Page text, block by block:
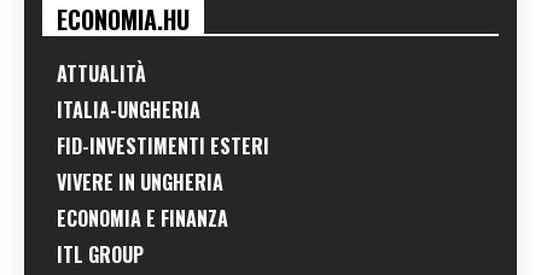
ECONOMIA.HU
ATTUALITÀ
ITALIA-UNGHERIA
FID-INVESTIMENTI ESTERI
VIVERE IN UNGHERIA
ECONOMIA E FINANZA
ITL GROUP